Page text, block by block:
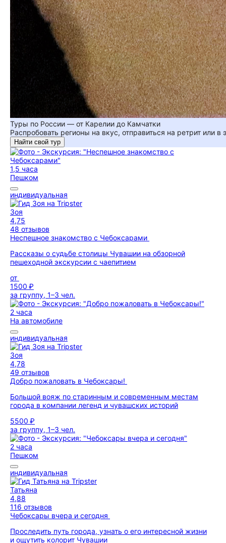
Туры по России — от Карелии до Камчатки
Распробовать регионы на вкус, отправиться на ретрит или в
Найти свой тур
1,5 часа
Пешком
индивидуальная
Зоя
4,75
48 отзывов
Неспешное знакомство с Чебоксарами
Рассказы о судьбе столицы Чувашии на обзорной
пешеходной экскурсии с чаепитием
от
1500 ₽
за группу, 1–3 чел.
2 часа
На автомобиле
индивидуальная
Зоя
4,78
49 отзывов
Добро пожаловать в Чебоксары!
Большой вояж по старинным и современным местам
города в компании легенд и чувашских историй
5500 ₽
за группу, 1–3 чел.
2 часа
Пешком
индивидуальная
Татьяна
4,88
116 отзывов
Чебоксары вчера и сегодня
Проследить путь города, узнать о его интересной жизни
и ощутить колорит Чувашии